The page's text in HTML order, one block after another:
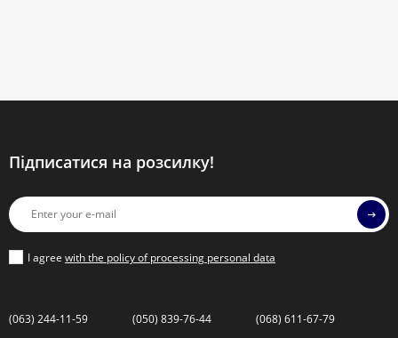
Підписатися на розсилку!
I agree with the policy of processing personal data
(063) 244-11-59 (050) 839-76-44 (068) 611-67-79